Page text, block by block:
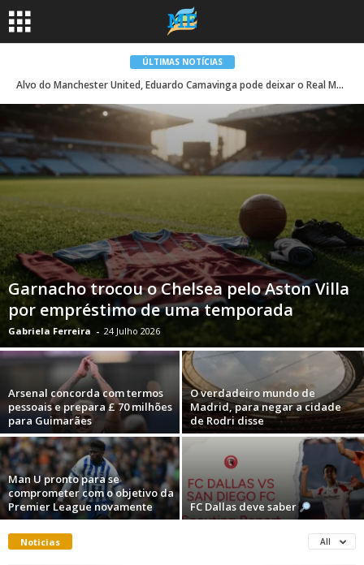
ÚLTIMAS NOTÍCIAS
Alvo do Manchester United, Eduardo Camavinga pode deixar o Real Madrid neste verão: relatório
Garnacho trocou o Chelsea pelo Aston Villa
por empréstimo de uma temporada
Gabriela Ferreira - 24 Julho 2026
Arsenal concorda com termos
pessoais e prepara £ 70 milhões
para Guimarães
O verdadeiro mundo de
Madrid, para negar a cidade
de Rodri disse
Man U pronto para se
comprometer com o objetivo da
Premier League novamente
FC Dallas deve saber
Noticias All